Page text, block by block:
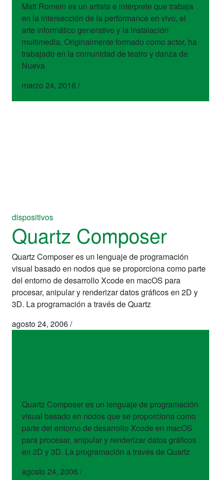
Matt Romein es un artista e intérprete que trabaja
en la intersección de la performance en vivo, el
arte informático generativo y la instalación
multimedia. Originalmente formado como actor, ha
trabajado en la comunidad de teatro y danza de
Nueva
marzo 24, 2016 /
dispositivos
Quartz Composer
Quartz Composer es un lenguaje de programación
visual basado en nodos que se proporciona como parte
del entorno de desarrollo Xcode en macOS para
procesar, anipular y renderizar datos gráficos en 2D y
3D. La programación a través de Quartz
agosto 24, 2006/
Quartz Composer es un lenguaje de programación
visual basado en nodos que se proporciona como
parte del entorno de desarrollo Xcode en macOS
para procesar, anipular y renderizar datos gráficos
en 2D y 3D. La programación a través de Quartz
agosto 24, 2006 /